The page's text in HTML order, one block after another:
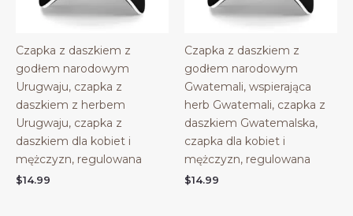
Czapka z daszkiem z
godłem narodowym
Urugwaju, czapka z
daszkiem z herbem
Urugwaju, czapka z
daszkiem dla kobiet i
mężczyzn, regulowana
$14.99
Czapka z daszkiem z
godłem narodowym
Gwatemali, wspierająca
herb Gwatemali, czapka z
daszkiem Gwatemalska,
czapka dla kobiet i
mężczyzn, regulowana
$14.99